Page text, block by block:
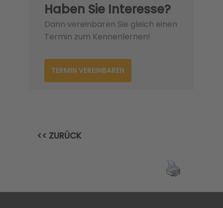
Haben Sie Interesse?
Dann vereinbaren Sie gleich einen
Termin zum Kennenlernen!
TERMIN VEREINBAREN
<< ZURÜCK